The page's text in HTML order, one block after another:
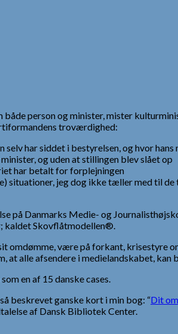
person og minister, mister
troværdighed:
har siddet i bestyrelsen, og hvor
og uden at stillingen blev slået op
har betalt for forplejningen
situationer, jeg dog ikke tæller med til
på Danmarks Medie- og
kaldet Skovflåtmodellen®.
omdømme, være på forkant, krisestyre
at alle afsendere i medielandskabet,
en af 15 danske cases.
beskrevet ganske kort i min bog: “Dit
af Dansk Bibliotek Center.